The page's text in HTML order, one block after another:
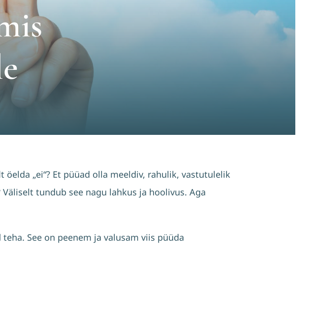
„ei“? Et püüad olla meeldiv, rahulik, vastutulelik
tundub see nagu lahkus ja hoolivus. Aga
See on peenem ja valusam viis püüda